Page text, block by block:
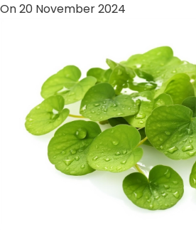
On 20 November 2024